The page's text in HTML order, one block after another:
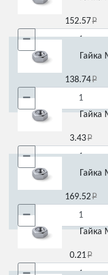
152.57
138.74
Гайка
3.43
169.52
Гайка
0.21